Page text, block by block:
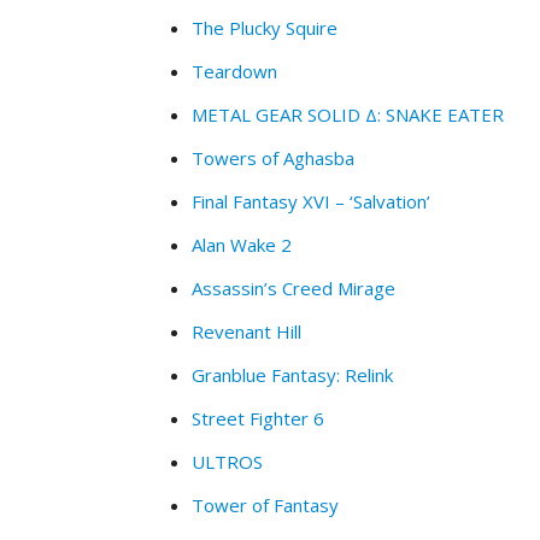
The Plucky Squire
Teardown
METAL GEAR SOLID Δ: SNAKE EATER
Towers of Aghasba
Final Fantasy XVI – ‘Salvation’
Alan Wake 2
Assassin’s Creed Mirage
Revenant Hill
Granblue Fantasy: Relink
Street Fighter 6
ULTROS
Tower of Fantasy